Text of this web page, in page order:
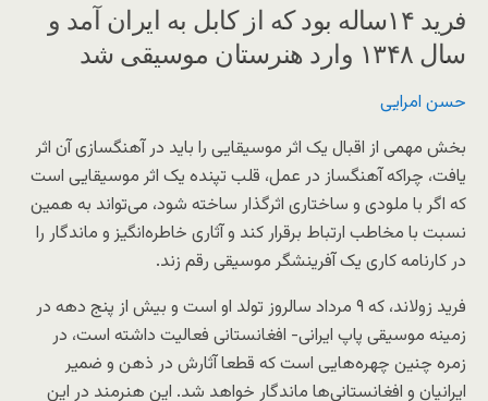
فرید ۱۴ساله بود که از کابل به ایران آمد و
سال ۱۳۴۸ وارد هنرستان موسیقی شد
حسن امرایی
بخش مهمی از اقبال یک اثر موسیقایی را باید در آهنگسازی آن اثر
یافت، چراکه آهنگساز در عمل، قلب تپنده یک اثر موسیقایی است
که اگر با ملودی و ساختاری اثرگذار ساخته شود، می‌تواند به همین
نسبت با مخاطب ارتباط برقرار کند و آثاری خاطره‌انگیز و ماندگار را
در کارنامه کاری یک آفرینشگر موسیقی رقم زند.
فرید زولاند، که ۹ مرداد سالروز تولد او است و بیش از پنج دهه در
زمینه موسیقی پاپ ایرانی- افغانستانی فعالیت داشته است، در
زمره چنین چهره‌هایی است که قطعا آثارش در ذهن و ضمیر
ایرانیان و افغانستانی‌ها ماندگار خواهد شد. این هنرمند در این